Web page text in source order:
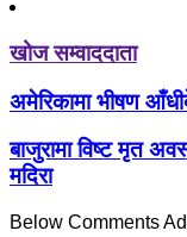
खोज सम्वाददाता
अमेरिकामा भीषण
बाजुरामा विष्ट मृत
मदिरा
Below Comments Ad